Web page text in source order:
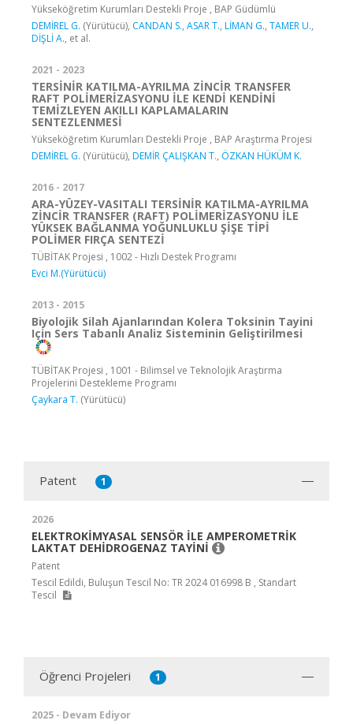
Yükseköğretim Kurumları Destekli Proje , BAP Güdümlü
DEMİREL G. (Yürütücü), CANDAN S., ASAR T., LİMAN G., TAMER U.,
DİŞLİ A., et al.
2021 - 2023
TERSİNİR KATILMA-AYRILMA ZİNCİR TRANSFER
RAFT POLİMERİZASYONU İLE KENDİ KENDİNİ
TEMİZLEYEN AKILLI KAPLAMALARIN
SENTEZLENMESİ
Yükseköğretim Kurumları Destekli Proje , BAP Araştırma Projesi
DEMİREL G. (Yürütücü), DEMİR ÇALIŞKAN T., ÖZKAN HÜKÜM K.
2016 - 2017
ARA-YÜZEY-VASITALI TERSİNİR KATILMA-AYRILMA
ZİNCİR TRANSFER (RAFT) POLİMERİZASYONU İLE
YÜKSEK BAĞLANMA YOĞUNLUKLU ŞİŞE TİPİ
POLİMER FIRÇA SENTEZİ
TÜBİTAK Projesi , 1002 - Hızlı Destek Programı
Evci M.(Yürütücü)
2013 - 2015
Biyolojik Silah Ajanlarından Kolera Toksinin Tayini
Için Sers Tabanlı Analiz Sisteminin Geliştirilmesi
TÜBİTAK Projesi , 1001 - Bilimsel ve Teknolojik Araştırma
Projelerini Destekleme Programı
Çaykara T. (Yürütücü)
Patent 1
2026
ELEKTROKİMYASAL SENSÖR İLE AMPEROMETRİK
LAKTAT DEHİDROGENAZ TAYİNİ
Patent
Tescil Edildi, Buluşun Tescil No: TR 2024 016998 B , Standart
Tescil
Öğrenci Projeleri 1
2025 - Devam Ediyor